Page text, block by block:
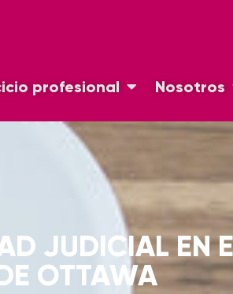
profesional Nosotros
JUDICIAL EN
OTTAWA